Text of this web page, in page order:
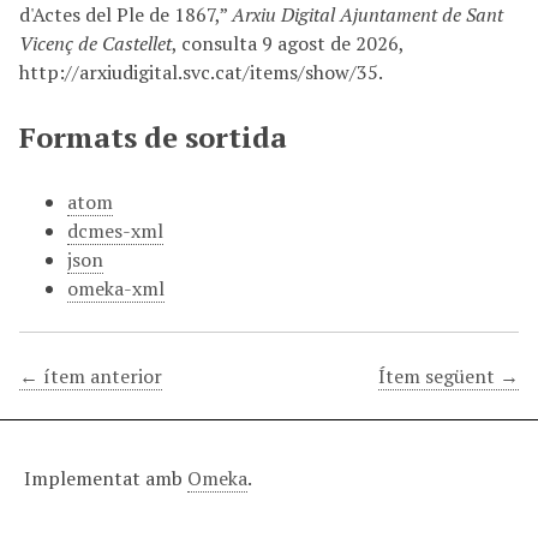
d'Actes del Ple de 1867,”Arxiu Digital Ajuntament de Sant
Vicenç de Castellet, consulta 9 agost de 2026,
http://arxiudigital.svc.cat/items/show/35.
Formats de sortida
atom
dcmes-xml
json
omeka-xml
← ítem anterior Ítem següent →
Implementat amb Omeka.